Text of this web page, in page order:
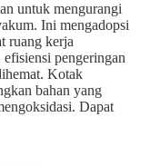
untuk mengurangi
Ini mengadopsi
ruang kerja
pengeringan
Kotak
bahan yang
Dapat